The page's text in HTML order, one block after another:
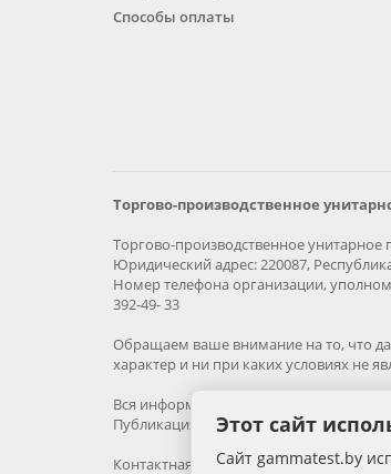
Способы оплаты
Торгово-производственное
Торгово-производственное
Юридический адрес: 220087,
Номер телефона организации,
392-49- 33
Обращаем ваше внимание на то, что
характер и ни при каких условиях не
Вся информация на сайте –
Публикация информации с сайта без
Контактная информация:
Этот сайт
Сайт gammatest.by